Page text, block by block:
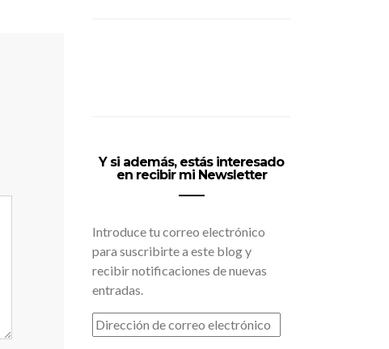
Y si además, estás interesado
en recibir mi Newsletter
Introduce tu correo electrónico
para suscribirte a este blog y
recibir notificaciones de nuevas
entradas.
DIRECCIÓN
DE